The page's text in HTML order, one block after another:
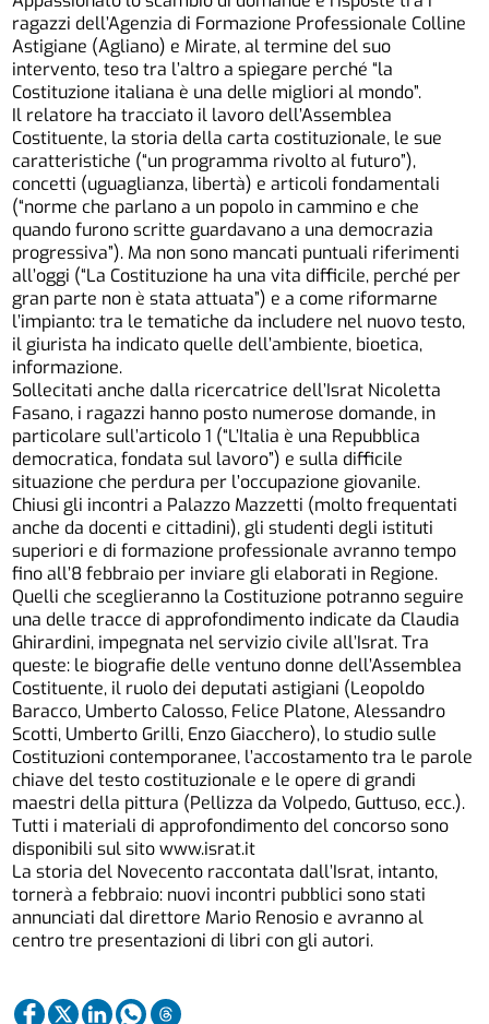
ragazzi dell’Agenzia di Formazione Professionale Colline
Astigiane (Agliano) e Mirate, al termine del suo
intervento, teso tra l’altro a spiegare perché “la
Costituzione italiana è una delle migliori al mondo”.
Il relatore ha tracciato il lavoro dell’Assemblea
Costituente, la storia della carta costituzionale, le sue
caratteristiche (“un programma rivolto al futuro”),
concetti (uguaglianza, libertà) e articoli fondamentali
(“norme che parlano a un popolo in cammino e che
quando furono scritte guardavano a una democrazia
progressiva”). Ma non sono mancati puntuali riferimenti
all’oggi (“La Costituzione ha una vita difficile, perché per
gran parte non è stata attuata”) e a come riformarne
l’impianto: tra le tematiche da includere nel nuovo testo,
il giurista ha indicato quelle dell’ambiente, bioetica,
informazione.
Sollecitati anche dalla ricercatrice dell’Israt Nicoletta
Fasano, i ragazzi hanno posto numerose domande, in
particolare sull’articolo 1 (“L’Italia è una Repubblica
democratica, fondata sul lavoro”) e sulla difficile
situazione che perdura per l’occupazione giovanile.
Chiusi gli incontri a Palazzo Mazzetti (molto frequentati
anche da docenti e cittadini), gli studenti degli istituti
superiori e di formazione professionale avranno tempo
fino all’8 febbraio per inviare gli elaborati in Regione.
Quelli che sceglieranno la Costituzione potranno seguire
una delle tracce di approfondimento indicate da Claudia
Ghirardini, impegnata nel servizio civile all’Israt. Tra
queste: le biografie delle ventuno donne dell’Assemblea
Costituente, il ruolo dei deputati astigiani (Leopoldo
Baracco, Umberto Calosso, Felice Platone, Alessandro
Scotti, Umberto Grilli, Enzo Giacchero), lo studio sulle
Costituzioni contemporanee, l’accostamento tra le parole
chiave del testo costituzionale e le opere di grandi
maestri della pittura (Pellizza da Volpedo, Guttuso, ecc.).
Tutti i materiali di approfondimento del concorso sono
disponibili sul sito www.israt.it
La storia del Novecento raccontata dall’Israt, intanto,
tornerà a febbraio: nuovi incontri pubblici sono stati
annunciati dal direttore Mario Renosio e avranno al
centro tre presentazioni di libri con gli autori.